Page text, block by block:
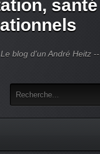
santé
blog d'un André Heitz --